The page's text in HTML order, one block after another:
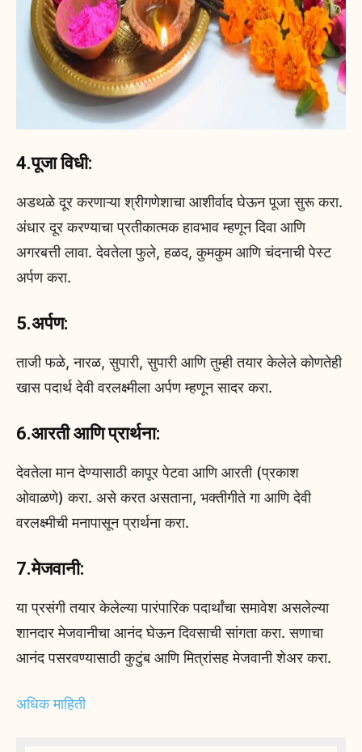
4.पूजा विधी:
अडथळे दूर करणाऱ्या श्रीगणेशाचा आशीर्वाद घेऊन पूजा सुरू करा.
अंधार दूर करण्याचा प्रतीकात्मक हावभाव म्हणून दिवा आणि
अगरबत्ती लावा. देवतेला फुले, हळद, कुमकुम आणि चंदनाची पेस्ट
अर्पण करा.
5.अर्पण:
ताजी फळे, नारळ, सुपारी, सुपारी आणि तुम्ही तयार केलेले कोणतेही
खास पदार्थ देवी वरलक्ष्मीला अर्पण म्हणून सादर करा.
6.आरती आणि प्रार्थना:
देवतेला मान देण्यासाठी कापूर पेटवा आणि आरती (प्रकाश
ओवाळणे) करा. असे करत असताना, भक्तीगीते गा आणि देवी
वरलक्ष्मीची मनापासून प्रार्थना करा.
7.मेजवानी:
या प्रसंगी तयार केलेल्या पारंपारिक पदार्थांचा समावेश असलेल्या
शानदार मेजवानीचा आनंद घेऊन दिवसाची सांगता करा. सणाचा
आनंद पसरवण्यासाठी कुटुंब आणि मित्रांसह मेजवानी शेअर करा.
अधिक माहिती